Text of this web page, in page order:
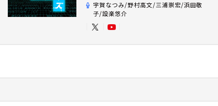
宇賀なつみ/野村高文/三浦崇宏/浜田敬
子/設楽悠介